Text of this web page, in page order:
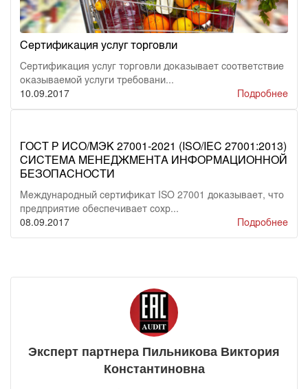
Сертификация услуг торговли
Сертификация услуг торговли доказывает соответствие
оказываемой услуги требовани...
10.09.2017
Подробнее
ГОСТ Р ИСО/МЭК 27001-2021 (ISO/IEC 27001:2013)
СИСТЕМА МЕНЕДЖМЕНТА ИНФОРМАЦИОННОЙ
БЕЗОПАСНОСТИ
Международный сертификат ISO 27001 доказывает, что
предприятие обеспечивает сохр...
08.09.2017
Подробнее
Эксперт партнера Пильникова Виктория
Константиновна